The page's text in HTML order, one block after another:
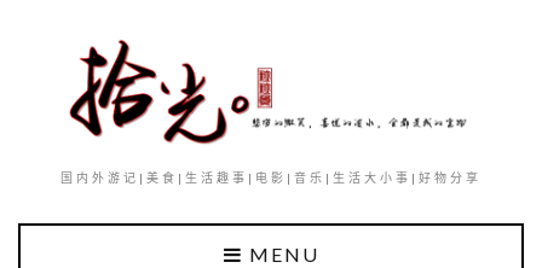
国内外游记|美食|生活趣事|电影|音乐|生活大小事|好物分享
MENU